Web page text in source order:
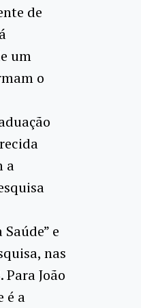
de
um
o
a
e
nas
Para João
é a